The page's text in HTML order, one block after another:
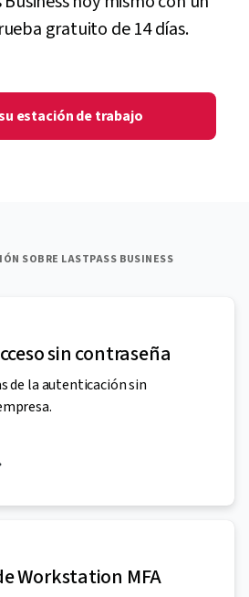
gratuito de 14 días.
estación de trabajo
SOBRE LASTPASS BUSINESS
sin contraseña
de la autenticación sin
Workstation MFA